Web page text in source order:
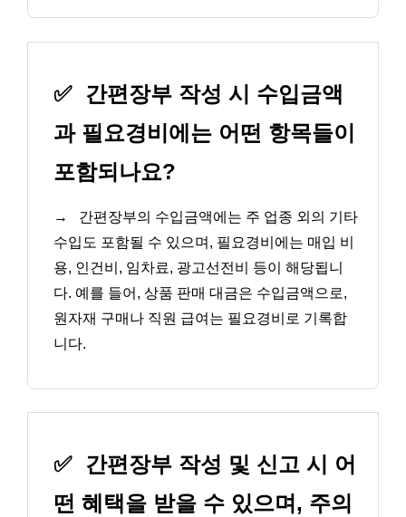
✅
간편장부 작성 시 수입금액
과 필요경비에는 어떤 항목들이
포함되나요?
→
간편장부의 수입금액에는 주 업종 외의 기타
수입도 포함될 수 있으며, 필요경비에는 매입 비
용, 인건비, 임차료, 광고선전비 등이 해당됩니
다. 예를 들어, 상품 판매 대금은 수입금액으로,
원자재 구매나 직원 급여는 필요경비로 기록합
니다.
✅
간편장부 작성 및 신고 시 어
떤 혜택을 받을 수 있으며, 주의